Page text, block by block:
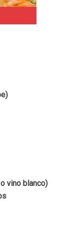
vino blanco)